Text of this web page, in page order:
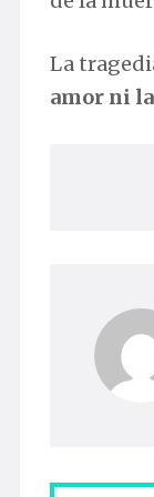
La
amor ni